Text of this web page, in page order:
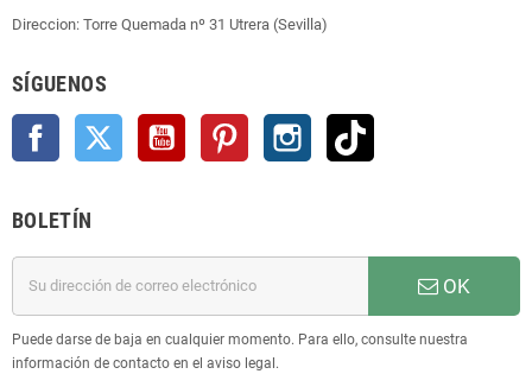
Direccion: Torre Quemada nº 31 Utrera (Sevilla)
SÍGUENOS
Facebook Twitter YouTube Pinterest Instagram
BOLETÍN
OK
Puede darse de baja en cualquier momento. Para ello, consulte nuestra
información de contacto en el aviso legal.